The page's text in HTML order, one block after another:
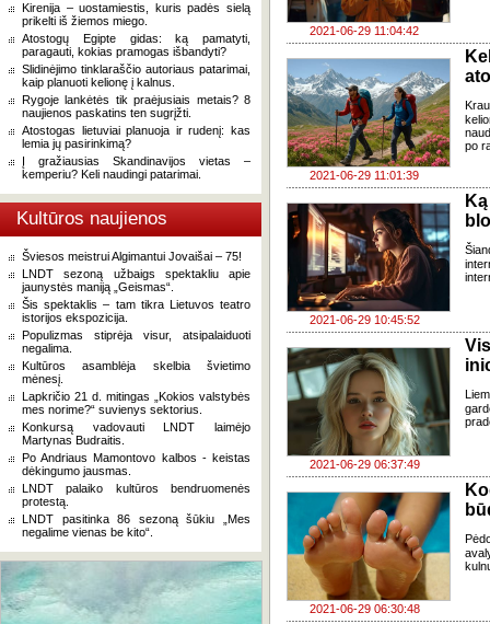
Kirenija – uostamiestis, kuris padės sielą
prikelti iš žiemos miego.
Atostogų Egipte gidas: ką pamatyti,
paragauti, kokias pramogas išbandyti?
Slidinėjimo tinklaraščio autoriaus patarimai,
kaip planuoti kelionę į kalnus.
Rygoje lankėtės tik praėjusiais metais? 8
naujienos paskatins ten sugrįžti.
Atostogas lietuviai planuoja ir rudenį: kas
lemia jų pasirinkimą?
Į gražiausias Skandinavijos vietas –
kemperiu? Keli naudingi patarimai.
Kultūros naujienos
Šviesos meistrui Algimantui Jovaišai – 75!
LNDT sezoną užbaigs spektakliu apie
jaunystės maniją „Geismas“.
Šis spektaklis – tam tikra Lietuvos teatro
istorijos ekspozicija.
Populizmas stiprėja visur, atsipalaiduoti
negalima.
Kultūros asamblėja skelbia švietimo
mėnesį.
Lapkričio 21 d. mitingas „Kokios valstybės
mes norime?“ suvienys sektorius.
Konkursą vadovauti LNDT laimėjo
Martynas Budraitis.
Po Andriaus Mamontovo kalbos - keistas
dėkingumo jausmas.
LNDT palaiko kultūros bendruomenės
protestą.
LNDT pasitinka 86 sezoną šūkiu „Mes
negalime vienas be kito“.
2021-06-29 11:04:42
2021-06-29 11:01:39
po
2021-06-29 10:45:52
2021-06-29 06:37:49
2021-06-29 06:30:48